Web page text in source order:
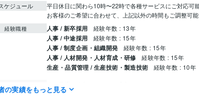
ケジュール
平日休日に関わら10時〜22時で各種サービスにご対応可能
お客様のご希望に合わせて、上記以外の時間もご調整可能
経験職種 人事 / 新卒採用 経験年数 : 13年
人事 / 中途採用 経験年数 : 15年
人事 / 制度企画・組織開発 経験年数 : 15年
人事 / 人材開発・人材育成・研修 経験年数 : 15年
生産・品質管理 / 生産技術・製造技術 経験年数 : 10年
得意分野 学習指導・資格・キャリア相談
仕事・人生の悩み
の実績をもっと見る